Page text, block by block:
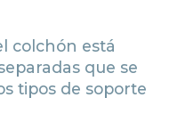
colchón está
que se
tipos de soporte